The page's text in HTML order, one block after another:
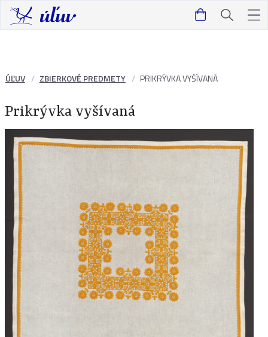
ÚĽUV ZBIERKOVÉ PREDMETY PRIKRÝVKA VYŠÍVANÁ
Prikrývka vyšívaná